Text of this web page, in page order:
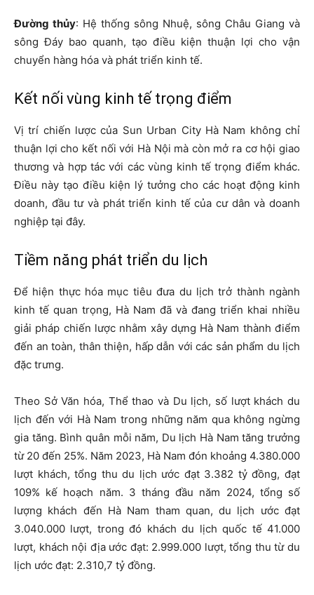
Đường thủy: Hệ thống sông Nhuệ, sông Châu Giang và
sông Đáy bao quanh, tạo điều kiện thuận lợi cho vận
chuyển hàng hóa và phát triển kinh tế.
Kết nối vùng kinh tế trọng điểm
Vị trí chiến lược của Sun Urban City Hà Nam không chỉ
thuận lợi cho kết nối với Hà Nội mà còn mở ra cơ hội giao
thương và hợp tác với các vùng kinh tế trọng điểm khác.
Điều này tạo điều kiện lý tưởng cho các hoạt động kinh
doanh, đầu tư và phát triển kinh tế của cư dân và doanh
nghiệp tại đây.
Tiềm năng phát triển du lịch
Để hiện thực hóa mục tiêu đưa du lịch trở thành ngành
kinh tế quan trọng, Hà Nam đã và đang triển khai nhiều
giải pháp chiến lược nhằm xây dựng Hà Nam thành điểm
đến an toàn, thân thiện, hấp dẫn với các sản phẩm du lịch
đặc trưng.
Theo Sở Văn hóa, Thể thao và Du lịch, số lượt khách du
lịch đến với Hà Nam trong những năm qua không ngừng
gia tăng. Bình quân mỗi năm, Du lịch Hà Nam tăng trưởng
từ 20 đến 25%. Năm 2023, Hà Nam đón khoảng 4.380.000
lượt khách, tổng thu du lịch ước đạt 3.382 tỷ đồng, đạt
109% kế hoạch năm. 3 tháng đầu năm 2024, tổng số
lượng khách đến Hà Nam tham quan, du lịch ước đạt
3.040.000 lượt, trong đó khách du lịch quốc tế 41.000
lượt, khách nội địa ước đạt: 2.999.000 lượt, tổng thu từ du
lịch ước đạt: 2.310,7 tỷ đồng.